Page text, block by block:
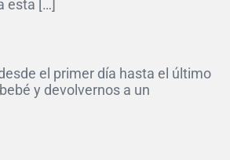
esta […]
el primer día hasta el último
y devolvernos a un